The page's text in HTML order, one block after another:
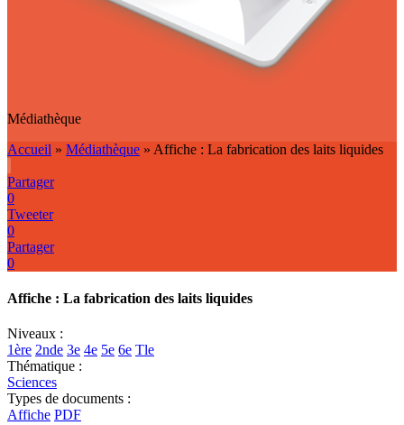
Médiathèque
Accueil » Médiathèque » Affiche : La fabrication des laits liquides
Partager
0
Tweeter
0
Partager
0
Affiche : La fabrication des laits liquides
Niveaux :
1ère 2nde 3e 4e 5e 6e Tle
Thématique :
Sciences
Types de documents :
Affiche PDF